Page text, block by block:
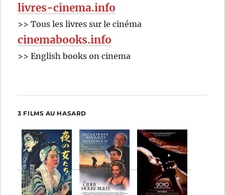
livres-cinema.info
>> Tous les livres sur le cinéma
cinemabooks.info
>> English books on cinema
3 FILMS AU HASARD